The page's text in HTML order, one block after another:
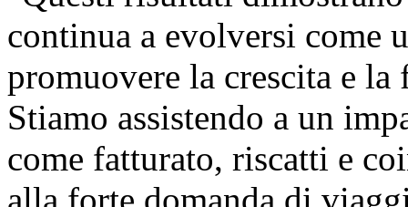
continua a evolversi come
promuovere la crescita e
Stiamo assistendo a un
come fatturato, riscatti e
alla forte domanda di